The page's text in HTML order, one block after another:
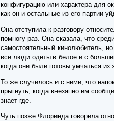
конфигурацию или характера для
как он и остальные из его партии
Она отступила к разговору
помногу раз. Она сказала, что
самостоятельный кинолюбитель,
все люди одеты в белое и с
когда они были готовы умчаться
То же случилось и с ними, что
прыгнуть, когда внезапно им
знает где.
Чуть позже Флоринда говорила